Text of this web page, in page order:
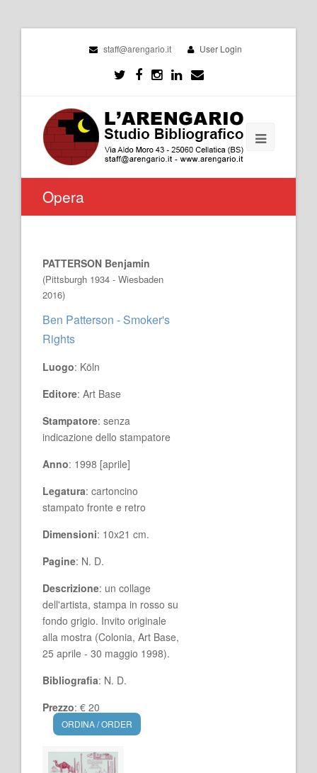
staff@arengario.it User Login
Opera
PATTERSON Benjamin
(Pittsburgh 1934 - Wiesbaden
2016)
Ben Patterson - Smoker's
Rights
Luogo: Köln
Editore: Art Base
Stampatore: senza
indicazione dello stampatore
Anno: 1998 [aprile]
Legatura: cartoncino
stampato fronte e retro
Dimensioni: 10x21 cm.
Pagine: N. D.
Descrizione: un collage
dell'artista, stampa in rosso su
fondo grigio. Invito originale
alla mostra (Colonia, Art Base,
25 aprile - 30 maggio 1998).
Bibliografia: N. D.
Prezzo: € 20
ORDINA / ORDER